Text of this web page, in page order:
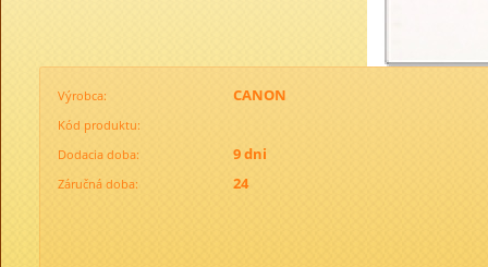
Výrobca: CANON
Kód produktu:
Dodacia doba:
9 dni
Záručná doba: 24